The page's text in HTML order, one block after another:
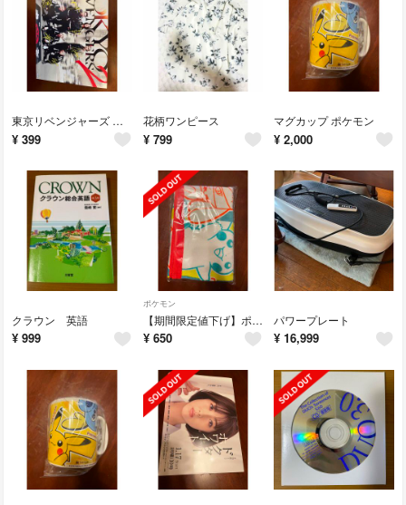
東京リベンジャーズ 映画特典！！
¥ 399
花柄ワンピース
¥ 799
マグカップ ポケモン
¥ 2,000
クラウン 英語
¥ 999
ポケモン
【期間限定値下げ】ポケモン バスタオル
¥ 650
パワープレート
¥ 16,999